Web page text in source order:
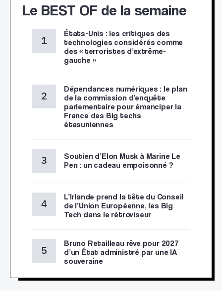
Le BEST OF de la semaine
États-Unis : les critiques des
technologies considérés comme
des « terroristes d’extrême-
gauche »
Dépendances numériques : le plan
de la commission d’enquête
parlementaire pour émanciper la
France des Big techs
étasuniennes
Soutien d’Elon Musk à Marine Le
Pen : un cadeau empoisonné ?
L’Irlande prend la tête du Conseil
de l’Union Européenne, les Big
Tech dans le rétroviseur
Bruno Retailleau rêve pour 2027
d’un État administré par une IA
souveraine